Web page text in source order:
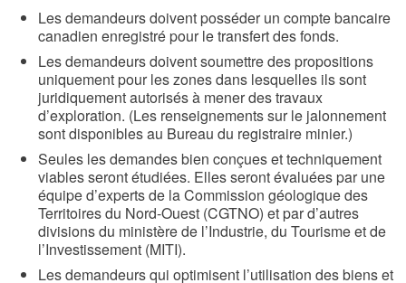
Les demandeurs doivent posséder un compte bancaire
canadien enregistré pour le transfert des fonds.
Les demandeurs doivent soumettre des propositions
uniquement pour les zones dans lesquelles ils sont
juridiquement autorisés à mener des travaux
d’exploration. (Les renseignements sur le jalonnement
sont disponibles au Bureau du registraire minier.)
Seules les demandes bien conçues et techniquement
viables seront étudiées. Elles seront évaluées par une
équipe d’experts de la Commission géologique des
Territoires du Nord-Ouest (CGTNO) et par d’autres
divisions du ministère de l’Industrie, du Tourisme et de
l’Investissement (MITI).
Les demandeurs qui optimisent l’utilisation des biens et